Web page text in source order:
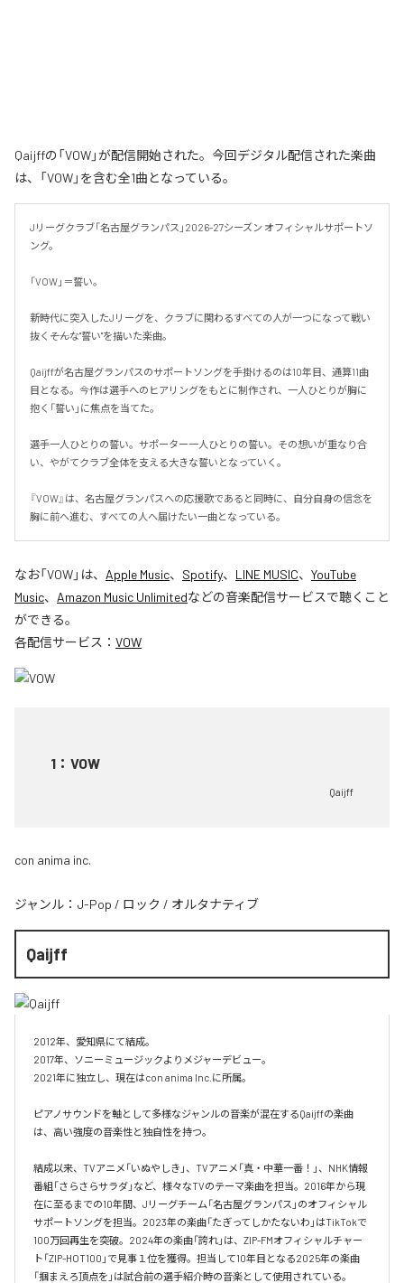
Qaijffの「VOW」が配信開始された。今回デジタル配信された楽曲
は、「VOW」を含む全1曲となっている。
Jリーグクラブ「名古屋グランパス」2026-27シーズン オフィシャルサポートソ
ング。
「VOW」＝誓い。
新時代に突入したJリーグを、クラブに関わるすべての人が一つになって戦い
抜く――そんな"誓い"を描いた楽曲。
Qaijffが名古屋グランパスのサポートソングを手掛けるのは10年目、通算11曲
目となる。今作は選手へのヒアリングをもとに制作され、一人ひとりが胸に
抱く「誓い」に焦点を当てた。
選手一人ひとりの誓い。サポーター一人ひとりの誓い。その想いが重なり合
い、やがてクラブ全体を支える大きな誓いとなっていく。
『VOW』は、名古屋グランパスへの応援歌であると同時に、自分自身の信念を
胸に前へ進む、すべての人へ届けたい一曲となっている。
なお「VOW」は、 Apple Music、 Spotify、 LINE MUSIC、 YouTube
Music、 Amazon Music Unlimitedなどの音楽配信サービスで聴くこと
ができる。
各配信サービス： VOW
1 ： VOW
Qaijff
con anima inc.
ジャンル： J-Pop / ロック / オルタナティブ
Qaijff
2012年、愛知県にて結成。
2017年、ソニーミュージックよりメジャーデビュー。
2021年に独立し、現在はcon anima Inc.に所属。
ピアノサウンドを軸として多様なジャンルの音楽が混在するQaijffの楽曲
は、高い強度の音楽性と独自性を持つ。
結成以来、TVアニメ「いぬやしき」、TVアニメ「真・中華一番！」、NHK情報
番組「さらさらサラダ」など、様々なTVのテーマ楽曲を担当。2016年から現
在に至るまでの10年間、Jリーグチーム「名古屋グランパス」のオフィシャル
サポートソングを担当。2023年の楽曲「たぎってしかたないわ」はTikTokで
100万回再生を突破。2024年の楽曲「誇れ」は、ZIP-FMオフィシャルチャー
ト「ZIP-HOT100」で見事１位を獲得。担当して10年目となる2025年の楽曲
「掴まえろ頂点を」は試合前の選手紹介時の音楽として使用されている。